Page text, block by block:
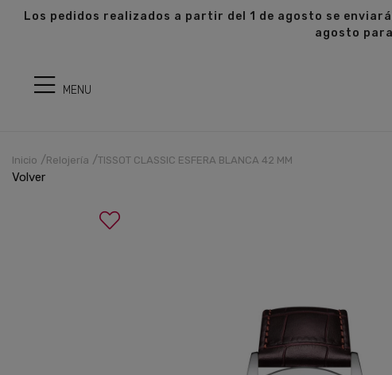
Los pedidos realizados a partir del 1 de agosto se
agosto
MENU
Inicio Relojería TISSOT CLASSIC ESFERA BLANCA 42 MM
Volver